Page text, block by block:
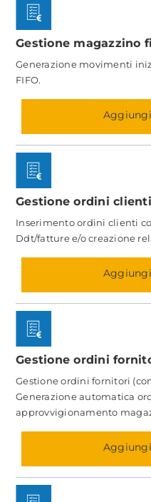
Gestione magazzino
Generazione movimenti
FIFO.
Gestione ordini clienti
Inserimento ordini clienti
Ddt/fatture e/o creazione
Gestione ordini
Gestione ordini fornitori
Generazione automatica
approvvigionamento